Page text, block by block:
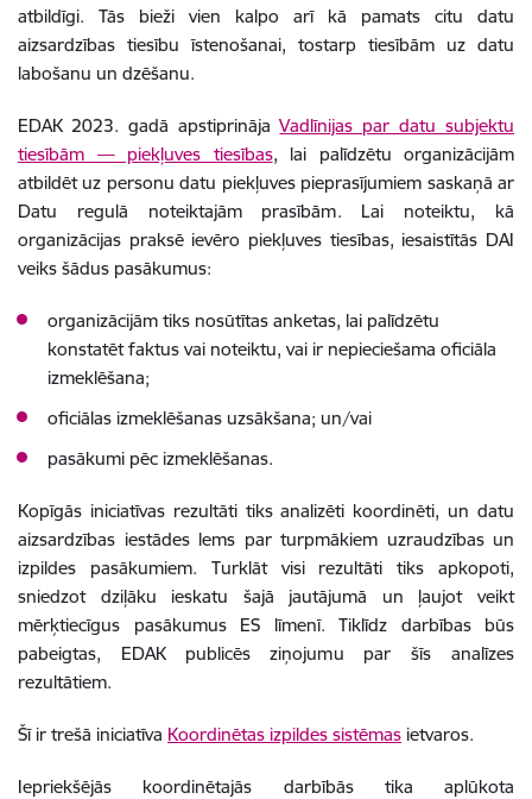
atbildīgi. Tās bieži vien kalpo arī kā pamats citu datu
aizsardzības tiesību īstenošanai, tostarp tiesībām uz datu
labošanu un dzēšanu.
EDAK 2023. gadā apstiprinājaVadlīnijas par datu subjektu
tiesībām — piekļuves tiesības, lai palīdzētu organizācijām
atbildēt uz personu datu piekļuves pieprasījumiem saskaņā ar
Datu regulā noteiktajām prasībām. Lai noteiktu, kā
organizācijas praksē ievēro piekļuves tiesības, iesaistītās DAI
veiks šādus pasākumus:
organizācijām tiks nosūtītas anketas, lai palīdzētu
konstatēt faktus vai noteiktu, vai ir nepieciešama oficiāla
izmeklēšana;
oficiālas izmeklēšanas uzsākšana; un/vai
pasākumi pēc izmeklēšanas.
Kopīgās iniciatīvas rezultāti tiks analizēti koordinēti, un datu
aizsardzības iestādes lems par turpmākiem uzraudzības un
izpildes pasākumiem. Turklāt visi rezultāti tiks apkopoti,
sniedzot dziļāku ieskatu šajā jautājumā un ļaujot veikt
mērķtiecīgus pasākumus ES līmenī. Tiklīdz darbības būs
pabeigtas, EDAK publicēs ziņojumu par šīs analīzes
rezultātiem.
Šī ir trešā iniciatīva Koordinētas izpildes sistēmas ietvaros.
Iepriekšējās koordinētajās darbībās tika aplūkota